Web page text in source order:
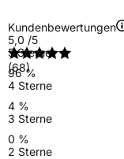
Kundenbewertungen
5,0 /5
(68)
5 Sterne
96 %
4 Sterne
4 %
3 Sterne
0 %
2 Sterne